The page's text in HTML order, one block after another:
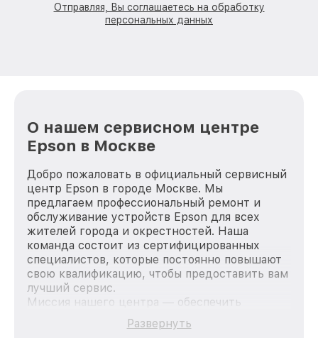
Отправляя, Вы соглашаетесь на обработку
персональных данных
О нашем сервисном центре
Epson в Москве
Добро пожаловать в официальный сервисный
центр Epson в городе Москве. Мы
предлагаем профессиональный ремонт и
обслуживание устройств Epson для всех
жителей города и окрестностей. Наша
команда состоит из сертифицированных
специалистов, которые постоянно повышают
свою квалификацию, чтобы предоставить вам
лучший сервис.
Миссия нашего центра — обеспечить
качественный и доступный ремонт для
каждого пользователя продукции Epson, вне
Развернуть